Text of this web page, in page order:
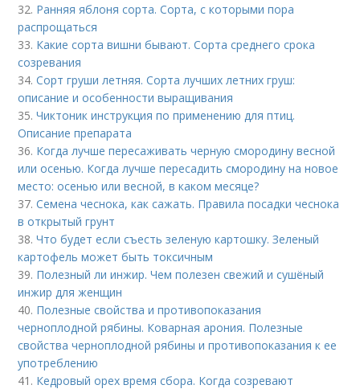
32. Ранняя яблоня сорта. Сорта, с которыми пора
распрощаться
33. Какие сорта вишни бывают. Сорта среднего срока
созревания
34.Сорт груши летняя. Сорта лучших летних груш:
описание и особенности выращивания
35.Чиктоник инструкция по применению для птиц.
Описание препарата
36. Когда лучше пересаживать черную смородину весной
или осенью. Когда лучше пересадить смородину на новое
место: осенью или весной, в каком месяце?
37.Семена чеснока, как сажать. Правила посадки чеснока
в открытый грунт
38.Что будет если съесть зеленую картошку. Зеленый
картофель может быть токсичным
39. Полезный ли инжир. Чем полезен свежий и сушёный
инжир для женщин
40. Полезные свойства и противопоказания
черноплодной рябины. Коварная арония. Полезные
свойства черноплодной рябины и противопоказания к ее
употреблению
41. Кедровый орех время сбора. Когда созревают